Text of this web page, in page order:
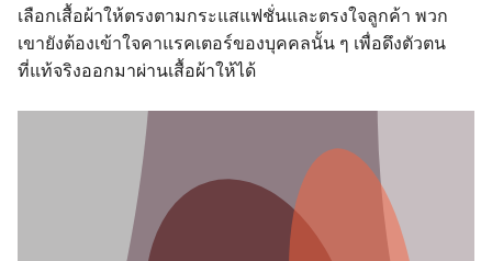
เลือกเสื้อผ้าให้ตรงตามกระแสแฟชั่นและตรงใจลูกค้า พวก
เขายังต้องเข้าใจคาแรคเตอร์ของบุคคลนั้น ๆ เพื่อดึงตัวตน
ที่แท้จริงออกมาผ่านเสื้อผ้าให้ได้